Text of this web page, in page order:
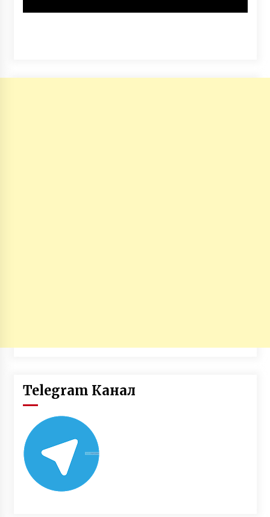
Telegram Канал